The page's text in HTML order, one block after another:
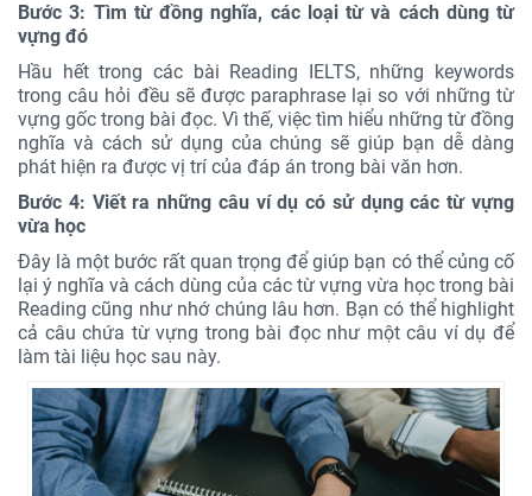
Bước 3: Tìm từ đồng nghĩa, các loại từ và cách dùng từ
vựng đó
Hầu hết trong các bài Reading IELTS, những keywords
trong câu hỏi đều sẽ được paraphrase lại so với những từ
vựng gốc trong bài đọc. Vì thế, việc tìm hiểu những từ đồng
nghĩa và cách sử dụng của chúng sẽ giúp bạn dễ dàng
phát hiện ra được vị trí của đáp án trong bài văn hơn.
Bước 4: Viết ra những câu ví dụ có sử dụng các từ vựng
vừa học
Đây là một bước rất quan trọng để giúp bạn có thể củng cố
lại ý nghĩa và cách dùng của các từ vựng vừa học trong bài
Reading cũng như nhớ chúng lâu hơn. Bạn có thể highlight
cả câu chứa từ vựng trong bài đọc như một câu ví dụ để
làm tài liệu học sau này.